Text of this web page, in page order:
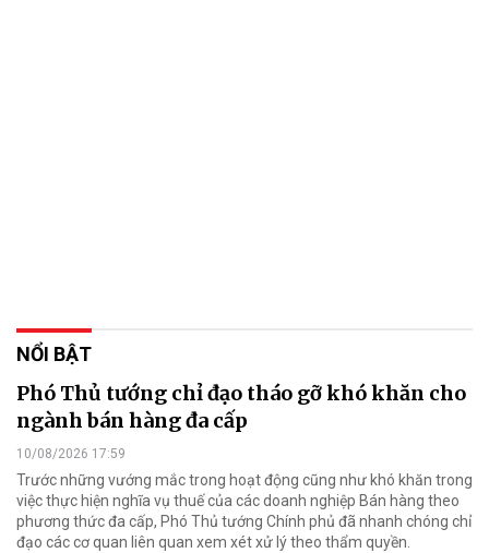
NỔI BẬT
Phó Thủ tướng chỉ đạo tháo gỡ khó khăn cho
ngành bán hàng đa cấp
10/08/2026 17:59
Trước những vướng mắc trong hoạt động cũng như khó khăn trong
việc thực hiện nghĩa vụ thuế của các doanh nghiệp Bán hàng theo
phương thức đa cấp, Phó Thủ tướng Chính phủ đã nhanh chóng chỉ
đạo các cơ quan liên quan xem xét xử lý theo thẩm quyền.